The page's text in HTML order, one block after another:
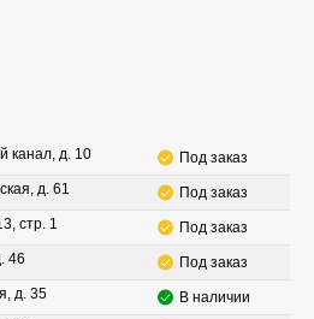
канал, д. 10
Под заказ
д. 61
Под заказ
стр. 1
Под заказ
46
Под заказ
д. 35
В наличии